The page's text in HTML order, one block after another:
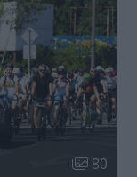
Liczba
80